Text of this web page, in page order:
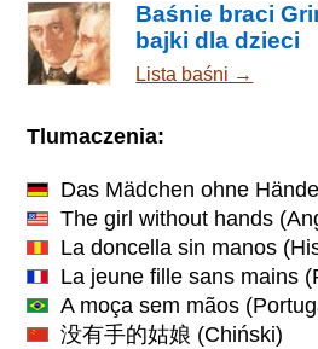
Baśnie braci
bajki dla dzieci
Lista baśni →
Tlumaczenia:
Das Mädchen ohne Hände
The girl without hands
La doncella sin manos
La jeune fille sans mains
A moça sem mãos
没有手的姑娘 (Chiński)